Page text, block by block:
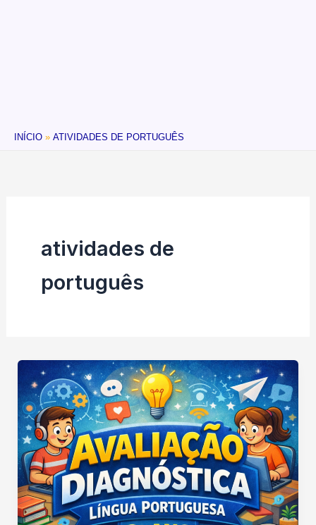
INÍCIO ATIVIDADES DE PORTUGUÊS
atividades de
português